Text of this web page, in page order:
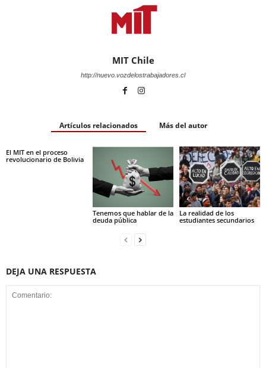
MIT Chile
http://nuevo.vozdelostrabajadores.cl
Artículos relacionados Más del autor
El MIT en el proceso
revolucionario de Bolivia
Tenemos que hablar de la
deuda pública
La realidad de los
estudiantes secundarios
DEJA UNA RESPUESTA